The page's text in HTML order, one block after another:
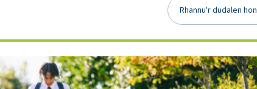
Rhannu'r dudalen hon